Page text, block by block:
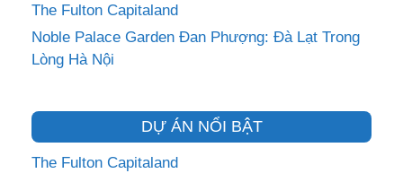
The Fulton Capitaland
Noble Palace Garden Đan Phượng: Đà Lạt Trong
Lòng Hà Nội
DỰ ÁN NỔI BẬT
The Fulton Capitaland